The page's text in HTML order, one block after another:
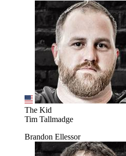
The Kid
Tim Tallmadge
Brandon Ellessor